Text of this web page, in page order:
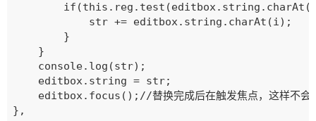
            str += editbox.string.charAt(i);
        }
    }
    console.log(str);
    editbox.string = str;
editbox.focus();//替换完成后在触发焦点，这样不会